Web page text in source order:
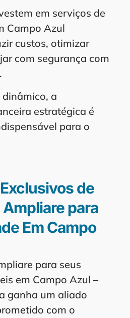
em serviços de
Campo Azul
custos, otimizar
com segurança com
a
estratégica é
para o
de
para
Em Campo
para seus
em Campo Azul –
ganha um aliado
com o